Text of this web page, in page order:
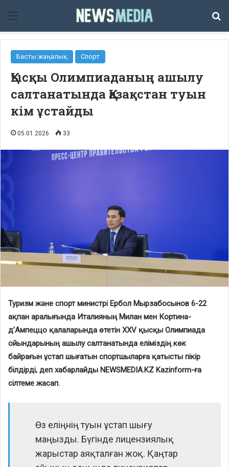
Мәзір
Басты жаңалық Спорт
Қысқы Олимпиаданың ашылу
салтанатында Қазақстан туын
кім ұстайды
05.01.2026 33
Туризм және спорт министрі Ербол Мырзабосынов 6-22
ақпан аралығында Италияның Милан мен Кортина-
д’Ампеццо қалаларында өтетін XXV қысқы Олимпиада
ойындарының ашылу салтанатында еліміздің көк
байрағын ұстап шығатын спортшыларға қатысты пікір
білдірді, деп хабарлайды NEWSMEDIA.KZ Kazinform-ға
сілтеме жасап.
Өз еліңнің туын ұстап шығу
маңызды. Бүгінде лицензиялық
жарыстар аяқталған жоқ. Қаңтар